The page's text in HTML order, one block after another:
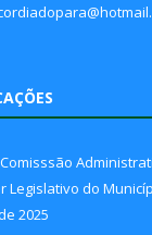
Legislativo do
2025